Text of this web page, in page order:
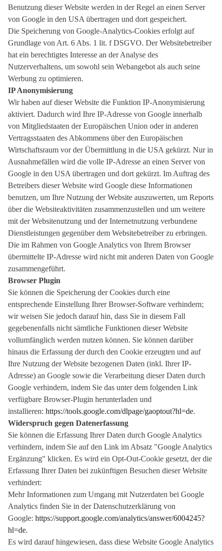
Benutzung dieser Website werden in der Regel an einen Server
von Google in den USA übertragen und dort gespeichert.
Die Speicherung von Google-Analytics-Cookies erfolgt auf
Grundlage von Art. 6 Abs. 1 lit. f DSGVO. Der Websitebetreiber
hat ein berechtigtes Interesse an der Analyse des
Nutzerverhaltens, um sowohl sein Webangebot als auch seine
Werbung zu optimieren.
IP Anonymisierung
Wir haben auf dieser Website die Funktion IP-Anonymisierung
aktiviert. Dadurch wird Ihre IP-Adresse von Google innerhalb
von Mitgliedstaaten der Europäischen Union oder in anderen
Vertragsstaaten des Abkommens über den Europäischen
Wirtschaftsraum vor der Übermittlung in die USA gekürzt. Nur in
Ausnahmefällen wird die volle IP-Adresse an einen Server von
Google in den USA übertragen und dort gekürzt. Im Auftrag des
Betreibers dieser Website wird Google diese Informationen
benutzen, um Ihre Nutzung der Website auszuwerten, um Reports
über die Websiteaktivitäten zusammenzustellen und um weitere
mit der Websitenutzung und der Internetnutzung verbundene
Dienstleistungen gegenüber dem Websitebetreiber zu erbringen.
Die im Rahmen von Google Analytics von Ihrem Browser
übermittelte IP-Adresse wird nicht mit anderen Daten von Google
zusammengeführt.
Browser Plugin
Sie können die Speicherung der Cookies durch eine
entsprechende Einstellung Ihrer Browser-Software verhindern;
wir weisen Sie jedoch darauf hin, dass Sie in diesem Fall
gegebenenfalls nicht sämtliche Funktionen dieser Website
vollumfänglich werden nutzen können. Sie können darüber
hinaus die Erfassung der durch den Cookie erzeugten und auf
Ihre Nutzung der Website bezogenen Daten (inkl. Ihrer IP-
Adresse) an Google sowie die Verarbeitung dieser Daten durch
Google verhindern, indem Sie das unter dem folgenden Link
verfügbare Browser-Plugin herunterladen und
installieren: https://tools.google.com/dlpage/gaoptout?hl=de.
Widerspruch gegen Datenerfassung
Sie können die Erfassung Ihrer Daten durch Google Analytics
verhindern, indem Sie auf den Link im Absatz "Google Analytics
Ergänzung" klicken. Es wird ein Opt-Out-Cookie gesetzt, der die
Erfassung Ihrer Daten bei zukünftigen Besuchen dieser Website
verhindert:
Mehr Informationen zum Umgang mit Nutzerdaten bei Google
Analytics finden Sie in der Datenschutzerklärung von
Google: https://support.google.com/analytics/answer/6004245?
hl=de.
Es wird darauf hingewiesen, dass diese Website Google Analytics